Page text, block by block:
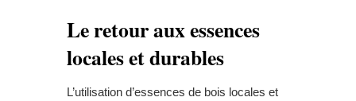
Le retour aux essences
locales et durables
L’utilisation d’essences de bois locales et